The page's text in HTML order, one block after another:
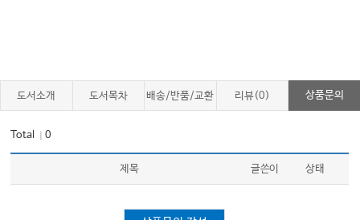
도서소개 도서목차 배송/반품/교환 리뷰(0) 상품문의
Total ｜0
제목 글쓴이 상태